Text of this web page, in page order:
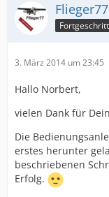
Flieger77
3. März 2014 um 23:45
Hallo Norbert,
vielen Dank für
Die
erstes herunter
beschriebenen
Erfolg.